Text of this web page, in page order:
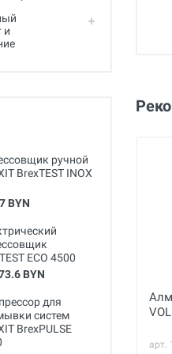
и
ручной
BrexTEST INOX
BYN
ECO 4500
BYN
для
систем
BrexPULSE
арт.